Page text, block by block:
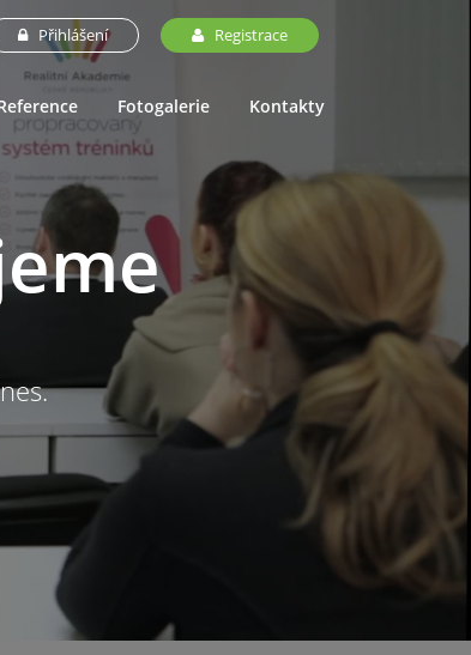
Přihlášení Registrace
Fotogalerie Kontakty